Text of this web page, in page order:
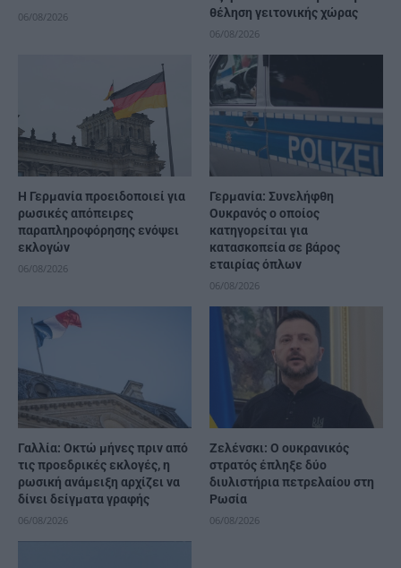
06/08/2026
θέληση γειτονικής χώρας
06/08/2026
Η Γερμανία προειδοποιεί για
ρωσικές απόπειρες
παραπληροφόρησης ενόψει
εκλογών
06/08/2026
Γερμανία: Συνελήφθη
Ουκρανός ο οποίος
κατηγορείται για
κατασκοπεία σε βάρος
εταιρίας όπλων
06/08/2026
Γαλλία: Οκτώ μήνες πριν από
τις προεδρικές εκλογές, η
ρωσική ανάμειξη αρχίζει να
δίνει δείγματα γραφής
06/08/2026
Ζελένσκι: Ο ουκρανικός
στρατός έπληξε δύο
διυλιστήρια πετρελαίου στη
Ρωσία
06/08/2026